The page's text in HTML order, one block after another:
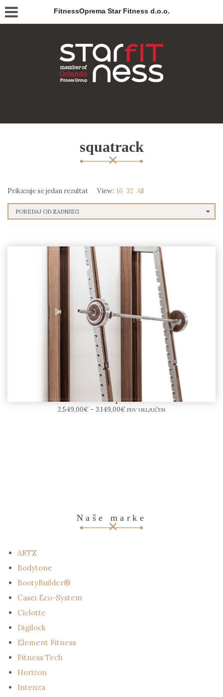
FitnessOprema Star Fitness d.o.o.
squatrack
Prikazuje se jedan rezultat View: 16 32 All
NOHRD SquatRack
2.549,00€– 3.149,00€ PDV UKLJUČEN
Naše marke
ARTZ
Bodytone
BootyBuilder®
Casei Eco-System
Ciclotte
Digilock
Element Fitness
Fitness Tech
Horizon
Intenza